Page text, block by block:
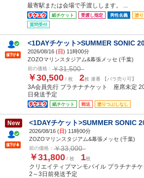
最寄駅または会場で手渡しします。 ...
紙チケット 受渡し指定 男性名義
塗
質問受付
<1DAYチケット>SUMMER SONIC
2026/08/16 (日) 11時00分
ZOZOマリンスタジアム&幕張メッセ (千葉)
前の価格： ￥31,500
￥30,500 / 枚 2枚 連番 【バラ売り可】
3A会員先行 プラチナチケット 座席未定
日発送予定
紙チケット 郵送 塗りつぶしなし
New <1DAYチケット>SUMMER SONIC
2026/08/16 (日) 11時00分
ZOZOマリンスタジアム&幕張メッセ (千葉)
前の価格： ￥33,000
￥31,800 / 枚 1枚
クリエイティブマンモバイル プラチナチ
2～3日前発送予定